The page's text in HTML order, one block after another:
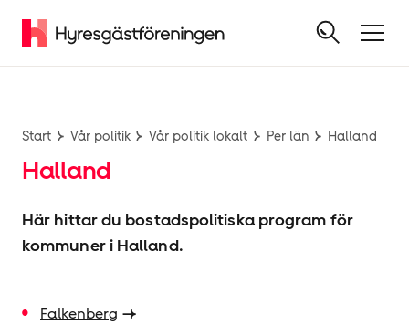
Start Vår politik Vår politik lokalt Per län Halland
Halland
Här hittar du bostadspolitiska program för
kommuner i Halland.
Falkenberg